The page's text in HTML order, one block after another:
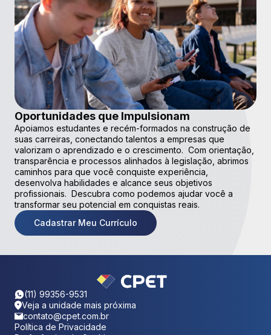
Oportunidades que Impulsionam
Apoiamos estudantes e recém-formados na construção de
suas carreiras, conectando talentos a empresas que
valorizam o aprendizado e o crescimento. Com orientação,
transparência e processos alinhados à legislação, abrimos
caminhos para que você conquiste experiência,
desenvolva habilidades e alcance seus objetivos
profissionais. Descubra como podemos ajudar você a
transformar seu potencial em conquistas reais.
Cadastrar Meu Currículo
(11) 99356-9531
Veja a unidade mais próxima
contato@cpet.com.br
Política de Privacidade